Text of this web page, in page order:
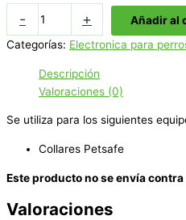
-
LITIO
3V
CR2032-
cantidad
+
Añadir al
Categorías: Electronica para
Descripción
Valoraciones (0)
Se utiliza para los siguientes
Collares Petsafe
Este producto no se envía contra
Valoraciones